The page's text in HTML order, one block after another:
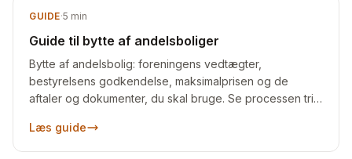
GUIDE·5 min
Guide til bytte af andelsboliger
Bytte af andelsbolig: foreningens vedtægter,
bestyrelsens godkendelse, maksimalprisen og de
aftaler og dokumenter, du skal bruge. Se processen trin
Læs guide